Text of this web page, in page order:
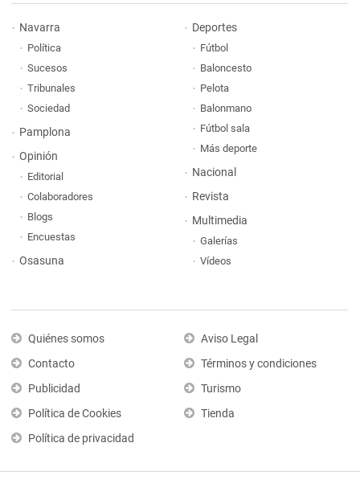
Navarra
Política
Sucesos
Tribunales
Sociedad
Pamplona
Opinión
Editorial
Colaboradores
Blogs
Encuestas
Osasuna
Deportes
Fútbol
Baloncesto
Pelota
Balonmano
Fútbol sala
Más deporte
Nacional
Revista
Multimedia
Galerías
Vídeos
Quiénes somos
Contacto
Publicidad
Política de Cookies
Política de privacidad
Aviso Legal
Términos y condiciones
Turismo
Tienda